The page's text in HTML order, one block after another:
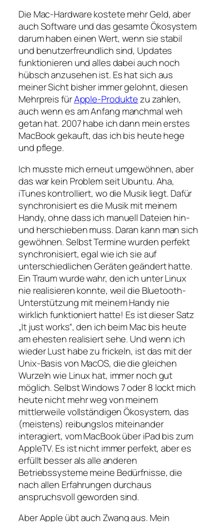
Die Mac-Hardware kostete mehr Geld, aber
auch Software und das gesamte Ökosystem
darum haben einen Wert, wenn sie stabil
und benutzerfreundlich sind, Updates
funktionieren und alles dabei auch noch
hübsch anzusehen ist. Es hat sich aus
meiner Sicht bisher immer gelohnt, diesen
Mehrpreis fürApple-Produktezu zahlen,
auch wenn es am Anfang manchmal weh
getan hat. 2007 habe ich dann mein erstes
MacBook gekauft, das ich bis heute hege
und pflege.
Ich musste mich erneut umgewöhnen, aber
das war kein Problem seit Ubuntu. Aha,
iTunes kontrolliert, wo die Musik liegt. Dafür
synchronisiert es die Musik mit meinem
Handy, ohne dass ich manuell Dateien hin-
und herschieben muss. Daran kann man sich
gewöhnen. Selbst Termine wurden perfekt
synchronisiert, egal wie ich sie auf
unterschiedlichen Geräten geändert hatte.
Ein Traum wurde wahr, den ich unter Linux
nie realisieren konnte, weil die Bluetooth-
Unterstützung mit meinem Handy nie
wirklich funktioniert hatte! Es ist dieser Satz
„It just works“, den ich beim Mac bis heute
am ehesten realisiert sehe. Und wenn ich
wieder Lust habe zu frickeln, ist das mit der
Unix-Basis von MacOS, die die gleichen
Wurzeln wie Linux hat, immer noch gut
möglich. Selbst Windows 7 oder 8 lockt mich
heute nicht mehr weg von meinem
mittlerweile vollständigen Ökosystem, das
(meistens) reibungslos miteinander
interagiert, vom MacBook über iPad bis zum
AppleTV. Es ist nicht immer perfekt, aber es
erfüllt besser als alle anderen
Betriebssysteme meine Bedürfnisse, die
nach allen Erfahrungen durchaus
anspruchsvoll geworden sind.
Aber Apple übt auch Zwang aus. Mein